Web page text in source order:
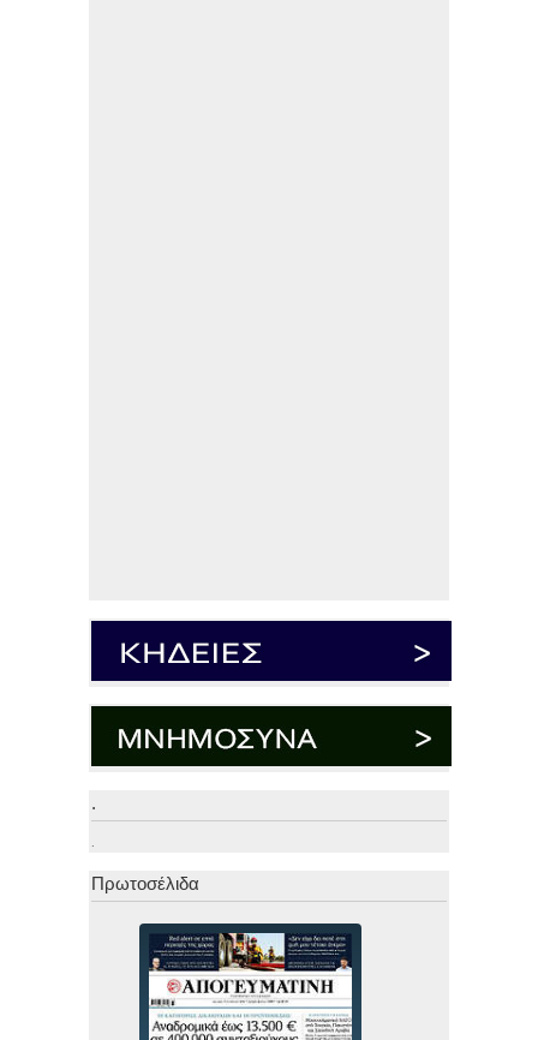
.
.
Πρωτοσέλιδα